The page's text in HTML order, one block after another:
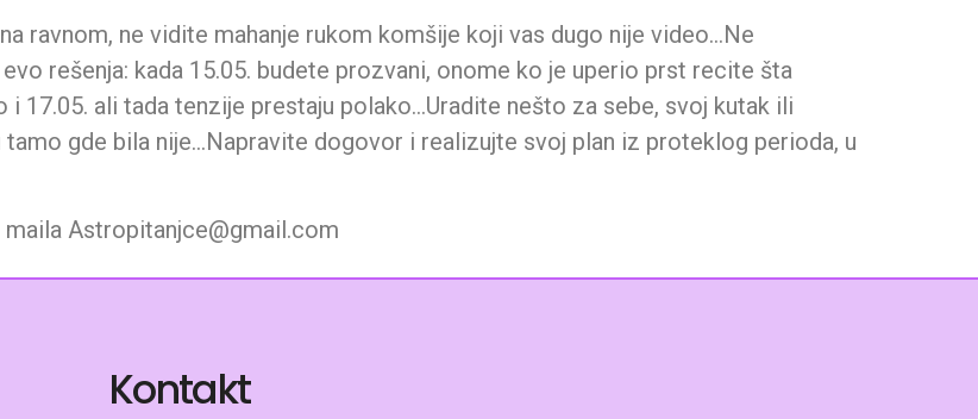
ravnom, ne vidite mahanje rukom komšije koji vas dugo nije video…Ne
rešenja: kada 15.05. budete prozvani, onome ko je uperio prst recite šta
17.05. ali tada tenzije prestaju polako…Uradite nešto za sebe, svoj kutak ili
gde bila nije…Napravite dogovor i realizujte svoj plan iz proteklog perioda, u
Astropitanjce@gmail.com
Kontakt